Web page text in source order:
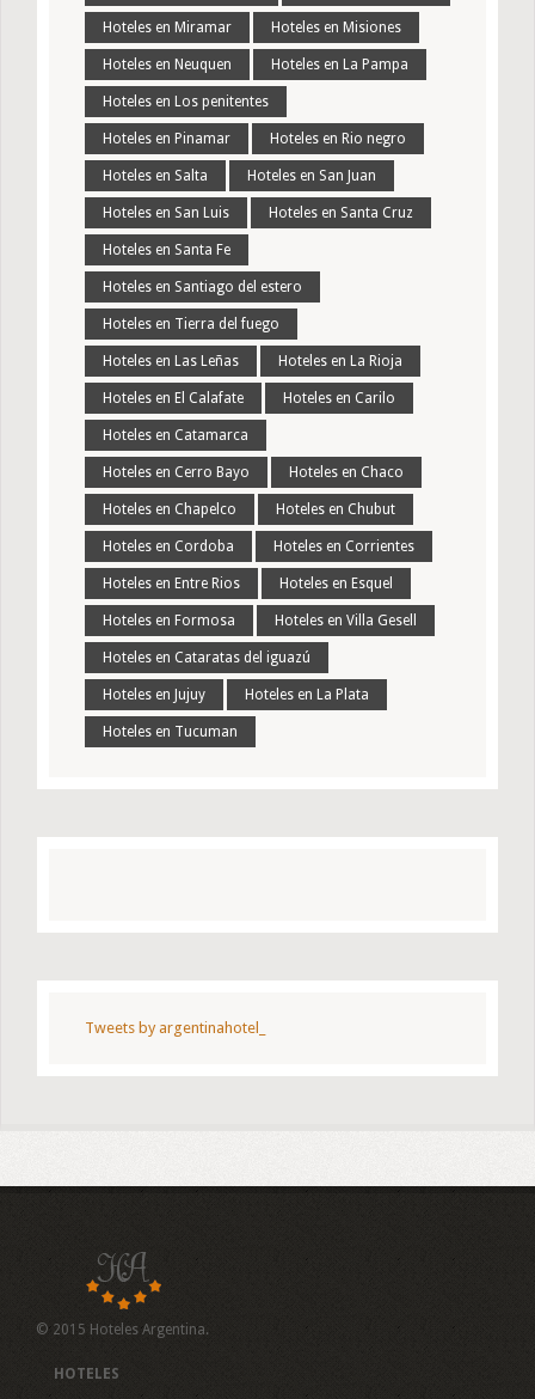
Hoteles en Miramar Hoteles en Misiones
Hoteles en Neuquen Hoteles en La Pampa
Hoteles en Los penitentes
Hoteles en Pinamar Hoteles en Rio negro
Hoteles en Salta Hoteles en San Juan
Hoteles en San Luis Hoteles en Santa Cruz
Hoteles en Santa Fe
Hoteles en Santiago del estero
Hoteles en Tierra del fuego
Hoteles en Las Leñas Hoteles en La Rioja
Hoteles en El Calafate Hoteles en Carilo
Hoteles en Catamarca
Hoteles en Cerro Bayo Hoteles en Chaco
Hoteles en Chapelco Hoteles en Chubut
Hoteles en Cordoba Hoteles en Corrientes
Hoteles en Entre Rios Hoteles en Esquel
Hoteles en Formosa Hoteles en Villa Gesell
Hoteles en Cataratas del iguazú
Hoteles en Jujuy Hoteles en La Plata
Hoteles en Tucuman
Tweets by argentinahotel_
© 2015 Hoteles Argentina.
HOTELES